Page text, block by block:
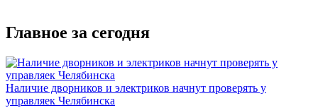
Главное за сегодня
Наличие дворников и электриков начнут проверять у
управляек Челябинска